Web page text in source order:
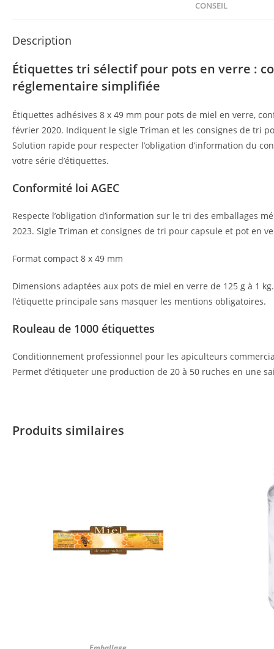
CONSEIL
Description
Étiquettes tri sélectif pour pots en verre :
réglementaire simplifiée
Étiquettes adhésives 8 x 49 mm pour pots de miel en verre,
février 2020. Indiquent le sigle Triman et les consignes de tri
Solution rapide pour respecter l’obligation d’information du
votre série d’étiquettes.
Conformité loi AGEC
Respecte l’obligation d’information sur le tri des emballages
2023. Sigle Triman et consignes de tri pour capsule et pot en
Format compact 8 x 49 mm
Dimensions adaptées aux pots de miel en verre de 125 g à 1
l’étiquette principale sans masquer les mentions obligatoires.
Rouleau de 1000 étiquettes
Conditionnement professionnel pour les apiculteurs
Permet d’étiqueter une production de 20 à 50 ruches en une
Produits similaires